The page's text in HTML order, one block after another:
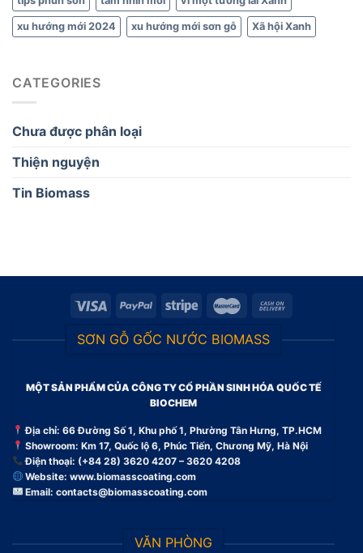
xu hướng mới 2024 xu hướng mới sơn gỗ Xã hội Xanh
CATEGORIES
Chưa được phân loại
Thiện nguyện
Tin Biomass
SƠN GỖ GỐC NƯỚC BIOMASS
MỘT SẢN PHẨM CỦA CÔNG TY CỔ PHẦN SINH HÓA QUỐC TẾ
BIOCHEM
Địa chỉ: 66 Đường Số 1, Khu phố 1, Phường Tân Hưng, TP.HCM
Showroom: Km 17, Quốc lộ 6, Phúc Tiến, Chương Mỹ, Hà Nội
Điện thoại: (+84 28) 3620 4207 – 3620 4208
Website:www.biomasscoating.com
Email:contacts@biomasscoating.com
VĂN PHÒNG